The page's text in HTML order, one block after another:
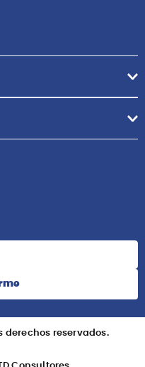
derechos reservados.